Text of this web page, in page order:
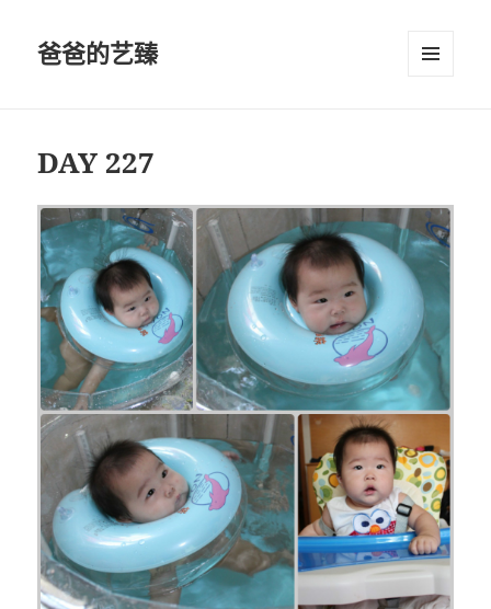
爸爸的艺臻
DAY 227